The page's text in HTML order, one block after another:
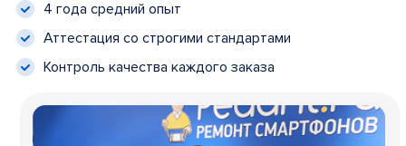
4 года средний опыт
Аттестация со строгими стандартами
Контроль качества каждого заказа